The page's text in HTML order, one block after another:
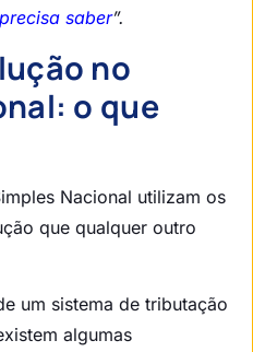
saber”.
no
o que
Nacional utilizam os
que qualquer outro
um sistema de tributação
algumas